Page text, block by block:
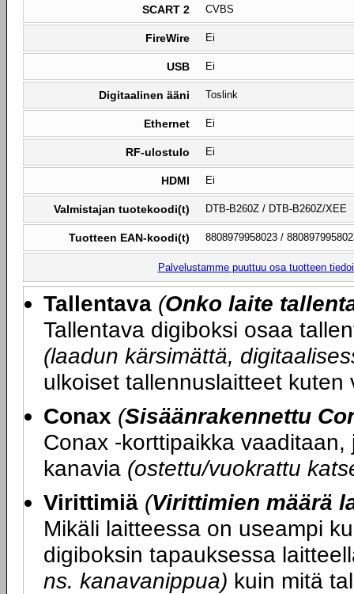
SCART 2 CVBS
FireWire Ei
USB Ei
Digitaalinen ääni Toslink
Ethernet Ei
RF-ulostulo Ei
HDMI Ei
Valmistajan tuotekoodi(t) DTB-B260Z / DTB-B260Z/XEE
Tuotteen EAN-koodi(t) 8808979958023 /
Palvelustamme puuttuu osa tuotteen
Tallentava (Onko laite
Tallentava digiboksi osaa
(laadun kärsimättä,
ulkoiset tallennuslaitteet kuten
Conax (Sisäänrakennettu
Conax -korttipaikka
kanavia (ostettu/vuokrattu
Virittimiä (Virittimien määrä
Mikäli laitteessa on useampi
digiboksin tapauksessa
ns. kanavanippua) kuin mitä